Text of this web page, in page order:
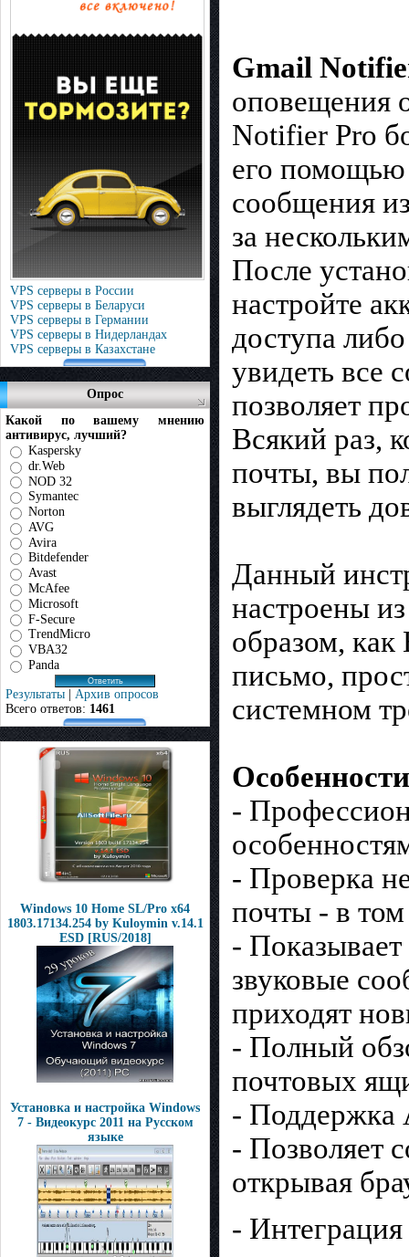
VPS серверы в России
VPS серверы в Беларуси
VPS серверы в Германии
VPS серверы в Нидерландах
VPS серверы в Казахстане
Опрос
Какой по вашему мнению
антивирус, лучший?
Kaspersky
dr.Web
NOD 32
Symantec
Norton
AVG
Avira
Bitdefender
Avast
McAfee
Microsoft
F-Secure
TrendMicro
VBA32
Panda
Результаты | Архив опросов
Всего ответов: 1461
Windows 10 Home SL/Pro x64
1803.17134.254 by Kuloymin v.14.1
ESD [RUS/2018]
Установка и настройка Windows
7 - Видеокурс 2011 на Русском
языке
Gmail
оповещения
Notifier Pro
его помощью
сообщения
за
После
настройте
доступа
увидеть все
позволяет
Всякий раз,
почты, вы
выглядеть
Данный
настроены
образом, как
письмо,
системном
-
- Проверка
почты - в
-
звуковые
приходят
- Полный
почтовых
- Поддержка
- Позволяет
открывая
-